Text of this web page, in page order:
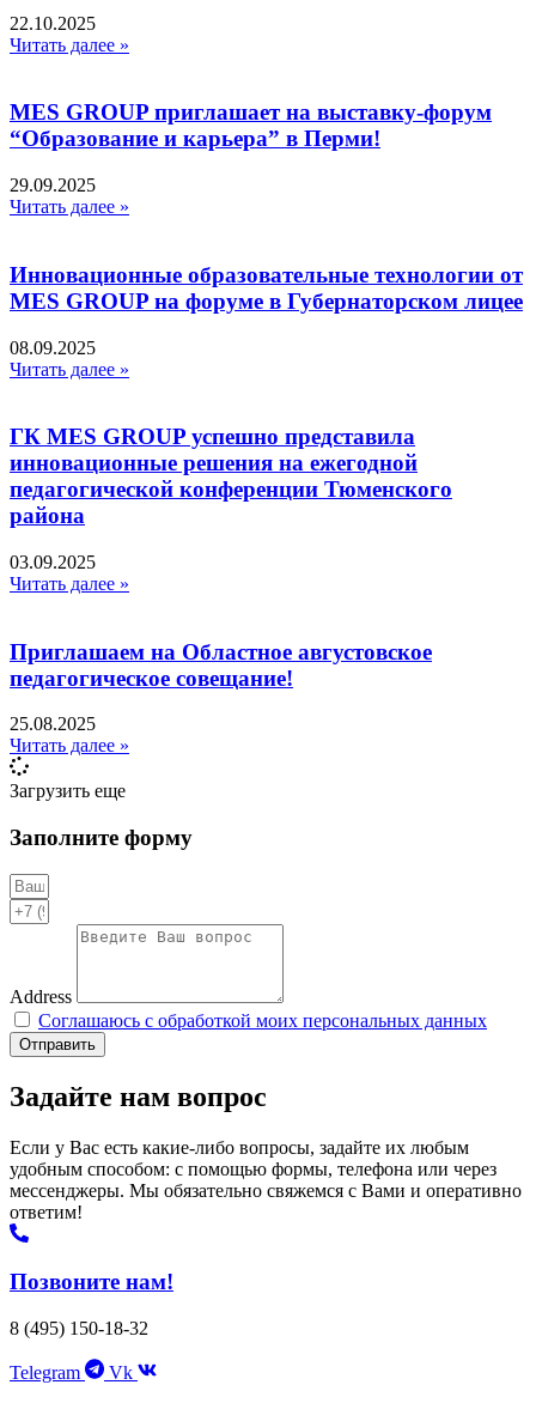
22.10.2025
Читать далее »
MES GROUP приглашает на выставку-форум
“Образование и карьера” в Перми!
29.09.2025
Читать далее »
Инновационные образовательные технологии от
MES GROUP на форуме в Губернаторском лицее
08.09.2025
Читать далее »
ГК MES GROUP успешно представила
инновационные решения на ежегодной
педагогической конференции Тюменского
района
03.09.2025
Читать далее »
Приглашаем на Областное августовское
педагогическое совещание!
25.08.2025
Читать далее »
Загрузить еще
Заполните форму
Address
Соглашаюсь с обработкой моих персональных данных
Отправить
Задайте нам вопрос
Если у Вас есть какие-либо вопросы, задайте их любым
удобным способом: с помощью формы, телефона или через
мессенджеры. Мы обязательно свяжемся с Вами и оперативно
ответим!
Позвоните нам!
8 (495) 150-18-32
Telegram Vk